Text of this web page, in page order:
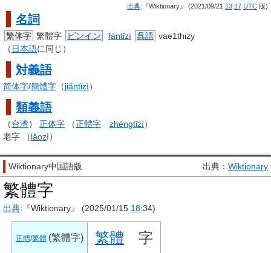
出典:『Wiktionary』 (2021/09/21 13:17 UTC 版)
名詞
繁体字 繁體字 ピンイン fántǐzì 呉語 vae1thizy
（ 日本語に同じ）
対義語
简体字/簡體字 （jiǎntǐzì）
類義語
（台湾） 正体字 （正體字 zhèngtǐzì）
老字 （lǎozì）
Wiktionary中国語版 出典： Wiktionary
繁體字
出典:『Wiktionary』 (2025/01/15 18:34)
正體/繁體 (繁體字) 繁體 字